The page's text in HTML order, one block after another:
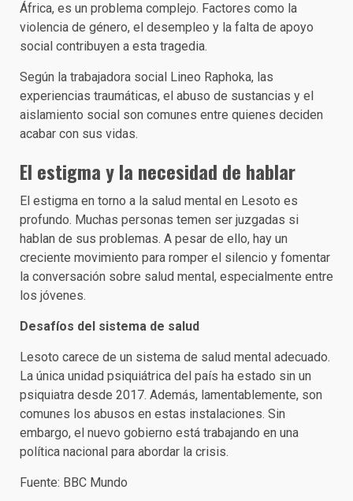
África, es un problema complejo. Factores como la
violencia de género, el desempleo y la falta de apoyo
social contribuyen a esta tragedia.
Según la trabajadora social Lineo Raphoka, las
experiencias traumáticas, el abuso de sustancias y el
aislamiento social son comunes entre quienes deciden
acabar con sus vidas.
El estigma y la necesidad de hablar
El estigma en torno a la salud mental en Lesoto es
profundo. Muchas personas temen ser juzgadas si
hablan de sus problemas. A pesar de ello, hay un
creciente movimiento para romper el silencio y fomentar
la conversación sobre salud mental, especialmente entre
los jóvenes.
Desafíos del sistema de salud
Lesoto carece de un sistema de salud mental adecuado.
La única unidad psiquiátrica del país ha estado sin un
psiquiatra desde 2017. Además, lamentablemente, son
comunes los abusos en estas instalaciones. Sin
embargo, el nuevo gobierno está trabajando en una
política nacional para abordar la crisis.
Fuente: BBC Mundo